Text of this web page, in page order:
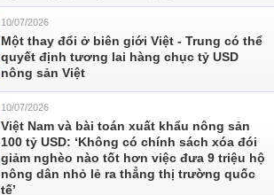
10/07/2026
Một thay đổi ở biên giới Việt - Trung có thể
quyết định tương lai hàng chục tỷ USD
nông sản Việt
10/07/2026
Việt Nam và bài toán xuất khẩu nông sản
100 tỷ USD: ‘Không có chính sách xóa đói
giảm nghèo nào tốt hơn việc đưa 9 triệu hộ
nông dân nhỏ lẻ ra thẳng thị trường quốc
tế’